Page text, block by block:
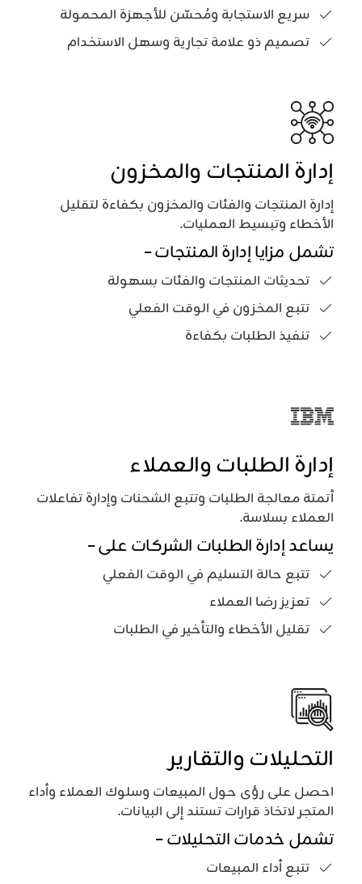
سريع الاستجابة ومُحسّن للأجهزة المحمولة
تصميم ذو علامة تجارية وسهل الاستخدام
إدارة المنتجات والمخزون
إدارة المنتجات والفئات والمخزون بكفاءة لتقليل
الأخطاء وتبسيط العمليات.
تشمل مزايا إدارة المنتجات –
تحديثات المنتجات والفئات بسهولة
تتبع المخزون في الوقت الفعلي
تنفيذ الطلبات بكفاءة
إدارة الطلبات والعملاء
أتمتة معالجة الطلبات وتتبع الشحنات وإدارة تفاعلات
العملاء بسلاسة.
يساعد إدارة الطلبات الشركات على –
تتبع حالة التسليم في الوقت الفعلي
تعزيز رضا العملاء
تقليل الأخطاء والتأخير في الطلبات
التحليلات والتقارير
احصل على رؤى حول المبيعات وسلوك العملاء وأداء
المتجر لاتخاذ قرارات تستند إلى البيانات.
تشمل خدمات التحليلات –
تتبع أداء المبيعات